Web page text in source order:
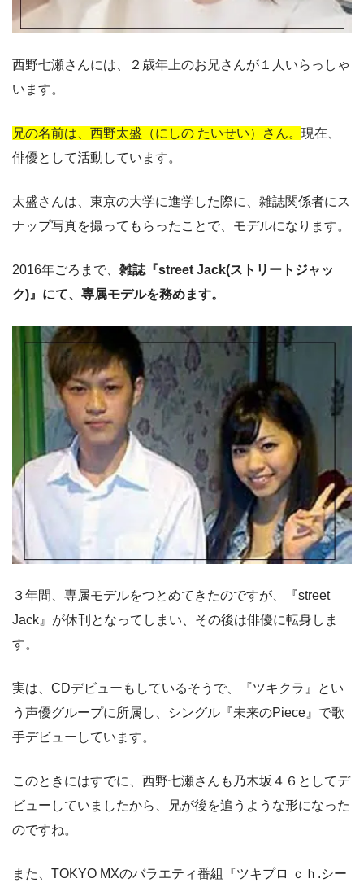
西野七瀬さんには、２歳年上のお兄さんが１人いらっしゃ
います。
兄の名前は、西野太盛（にしの たいせい）さん。 現在、
俳優として活動しています。
太盛さんは、東京の大学に進学した際に、雑誌関係者にス
ナップ写真を撮ってもらったことで、モデルになります。
2016年ごろまで、 雑誌『street Jack(ストリートジャッ
ク)』にて、専属モデルを務めます。
３年間、専属モデルをつとめてきたのですが、『street
Jack』が休刊となってしまい、その後は俳優に転身しま
す。
実は、CDデビューもしているそうで、『ツキクラ』とい
う声優グループに所属し、シングル『未来のPiece』で歌
手デビューしています。
このときにはすでに、西野七瀬さんも乃木坂４６としてデ
ビューしていましたから、兄が後を追うような形になった
のですね。
また、TOKYO MXのバラエティ番組『ツキプロ ｃｈ.シー